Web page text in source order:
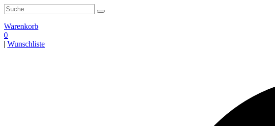
Zum
Inhalt
springen
Search
for:
Warenkorb
0
| Wunschliste